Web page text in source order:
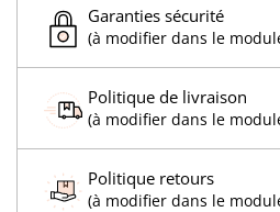
Garanties sécurité
(à modifier dans le
Politique de livraison
(à modifier dans le
Politique retours
(à modifier dans le